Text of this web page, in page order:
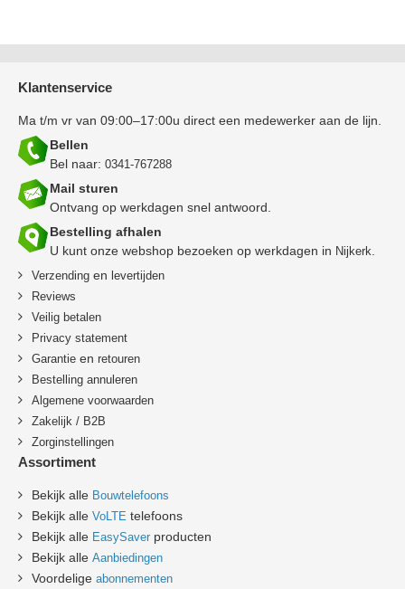
Klantenservice
Ma t/m vr van 09:00–17:00u direct een medewerker aan de lijn.
Bellen
Bel naar: 0341-767288
Mail sturen
Ontvang op werkdagen snel antwoord.
Bestelling afhalen
U kunt onze webshop bezoeken op werkdagen in Nijkerk
Verzending en levertijden
Reviews
Veilig betalen
Privacy statement
Garantie en retouren
Bestelling annuleren
Algemene voorwaarden
Zakelijk / B2B
Zorginstellingen
Assortiment
Bekijk alle Bouwtelefoons
Bekijk alle VoLTE telefoons
Bekijk alle EasySaver producten
Bekijk alle Aanbiedingen
Voordelige abonnementen